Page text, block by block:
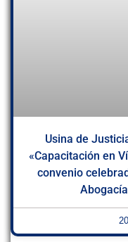
Usina de
«Capacitación en
convenio